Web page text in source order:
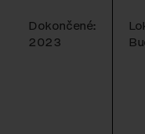
Dokončené:
2023